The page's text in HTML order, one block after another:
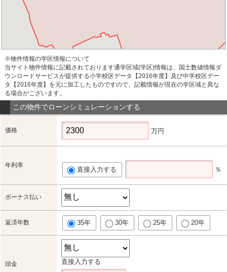
※物件情報の学区情報について
当サイト物件情報に記載されております通学区域(学区)情報は、国土数値情報ダ
ウンロードサービスが提供する小学校区データ【2016年度】及び中学校区デー
タ【2016年度】を元に加工したものですので、記載情報が現在の学区域と異な
る場合がございます。
この物件でローンシミュレーションする
価格 万円
年利率
直接入力する ％
ボーナス払い
返済年数 35年 30年 25年 20年
頭金 直接入力する